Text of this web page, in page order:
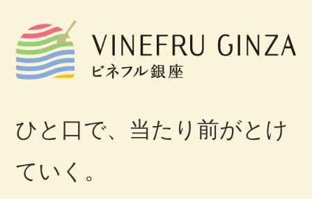
ひと口で、当たり前がとけ
ていく。